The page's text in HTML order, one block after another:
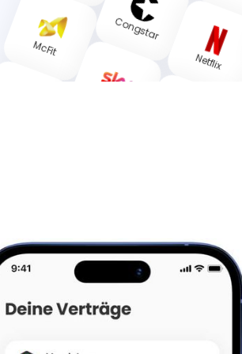
McFit
Congstar
Netflix